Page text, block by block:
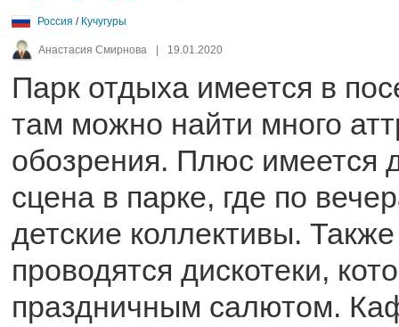
Россия / Кучугуры
Анастасия Смирнова 19.01.2020
Парк отдыха имеется в
там можно найти много
обозрения. Плюс имеется
сцена в парке, где по
детские коллективы.
проводятся дискотеки,
праздничным салютом.